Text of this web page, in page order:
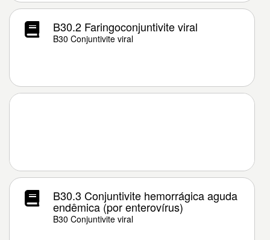
B30.2 Faringoconjuntivite viral
B30 Conjuntivite viral
B30.3 Conjuntivite hemorrágica aguda
endêmica (por enterovírus)
B30 Conjuntivite viral